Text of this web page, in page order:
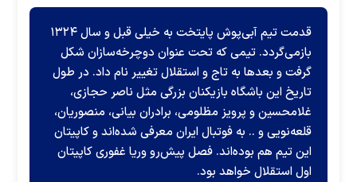
قدمت تیم آبی‌پوش پایتخت به خیلی قبل و سال ۱۳۲۴
بازمی‌گردد. تیمی که تحت عنوان دوچرخه‌سازان شکل
گرفت و بعدها به تاج و استقلال تغییر نام داد. در طول
تاریخ این باشگاه بازیکنان بزرگی مثل ناصر حجازی،
غلامحسین و پرویز مظلومی، برادران بیانی، منصوریان،
قلعه‌نویی و .. به فوتبال ایران معرفی شده‌اند و کاپیتان
این تیم هم بوده‌اند. فصل پیش‌رو وریا غفوری کاپیتان
اول استقلال خواهد بود.